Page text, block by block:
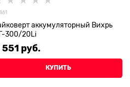
аккумуляторный Вихрь
300/20Li
551 руб.
КУПИТЬ